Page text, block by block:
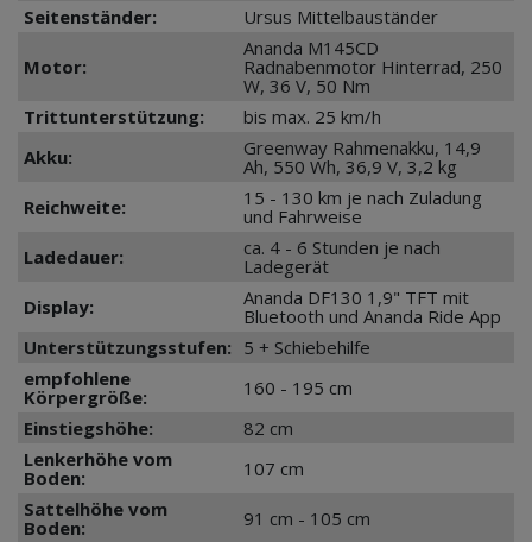
Seitenständer:
Ursus Mittelbauständer
Motor:
Ananda M145CD
Radnabenmotor Hinterrad, 250
W, 36 V, 50 Nm
Trittunterstützung:
bis max. 25 km/h
Akku:
Greenway Rahmenakku, 14,9
Ah, 550 Wh, 36,9 V, 3,2 kg
Reichweite:
15 - 130 km je nach Zuladung
und Fahrweise
Ladedauer:
ca. 4 - 6 Stunden je nach
Ladegerät
Display:
Ananda DF130 1,9" TFT mit
Bluetooth und Ananda Ride App
Unterstützungsstufen: 5 + Schiebehilfe
empfohlene
Körpergröße:
160 - 195 cm
Einstiegshöhe:
82 cm
Lenkerhöhe vom
Boden:
107 cm
Sattelhöhe vom
Boden:
91 cm - 105 cm